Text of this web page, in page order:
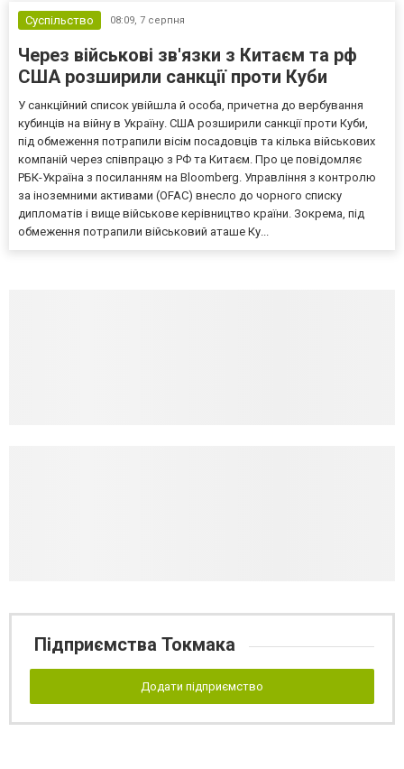
Суспільство 08:09, 7 серпня
Через військові зв'язки з Китаєм та рф
США розширили санкції проти Куби
У санкційний список увійшла й особа, причетна до вербування
кубинців на війну в Україну. США розширили санкції проти Куби,
під обмеження потрапили вісім посадовців та кілька військових
компаній через співпрацю з РФ та Китаєм. Про це повідомляє
РБК-Україна з посиланням на Bloomberg. Управління з контролю
за іноземними активами (OFAC) внесло до чорного списку
дипломатів і вище військове керівництво країни. Зокрема, під
обмеження потрапили військовий аташе Ку...
Підприємства Токмака
Додати підприємство